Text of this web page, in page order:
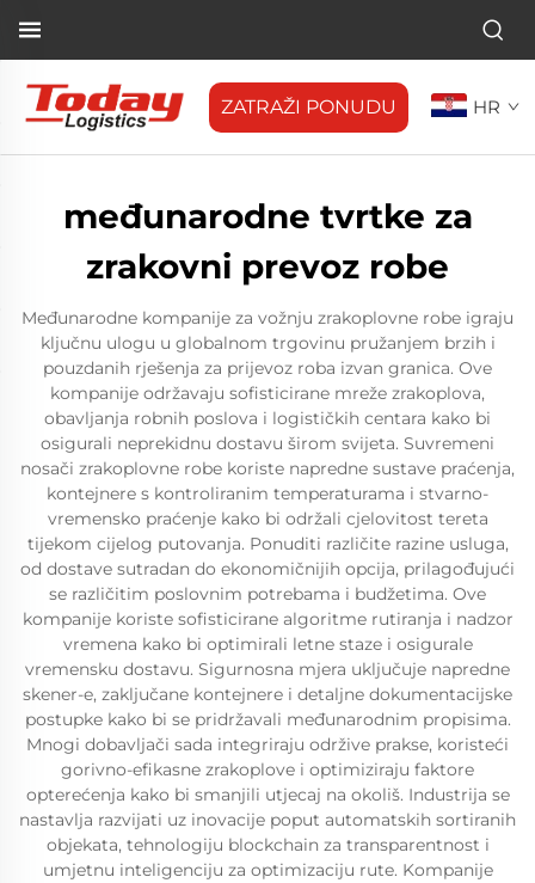
ZATRAŽI PONUDU HR
međunarodne tvrtke za
zrakovni prevoz robe
Međunarodne kompanije za vožnju zrakoplovne robe igraju
ključnu ulogu u globalnom trgovinu pružanjem brzih i
pouzdanih rješenja za prijevoz roba izvan granica. Ove
kompanije održavaju sofisticirane mreže zrakoplova,
obavljanja robnih poslova i logističkih centara kako bi
osigurali neprekidnu dostavu širom svijeta. Suvremeni
nosači zrakoplovne robe koriste napredne sustave praćenja,
kontejnere s kontroliranim temperaturama i stvarno-
vremensko praćenje kako bi održali cjelovitost tereta
tijekom cijelog putovanja. Ponuditi različite razine usluga,
od dostave sutradan do ekonomičnijih opcija, prilagođujući
se različitim poslovnim potrebama i budžetima. Ove
kompanije koriste sofisticirane algoritme rutiranja i nadzor
vremena kako bi optimirali letne staze i osigurale
vremensku dostavu. Sigurnosna mjera uključuje napredne
skener-e, zaključane kontejnere i detaljne dokumentacijske
postupke kako bi se pridržavali međunarodnim propisima.
Mnogi dobavljači sada integriraju održive prakse, koristeći
gorivno-efikasne zrakoplove i optimiziraju faktore
opterećenja kako bi smanjili utjecaj na okoliš. Industrija se
nastavlja razvijati uz inovacije poput automatskih sortiranih
objekata, tehnologiju blockchain za transparentnost i
umjetnu inteligenciju za optimizaciju rute. Kompanije